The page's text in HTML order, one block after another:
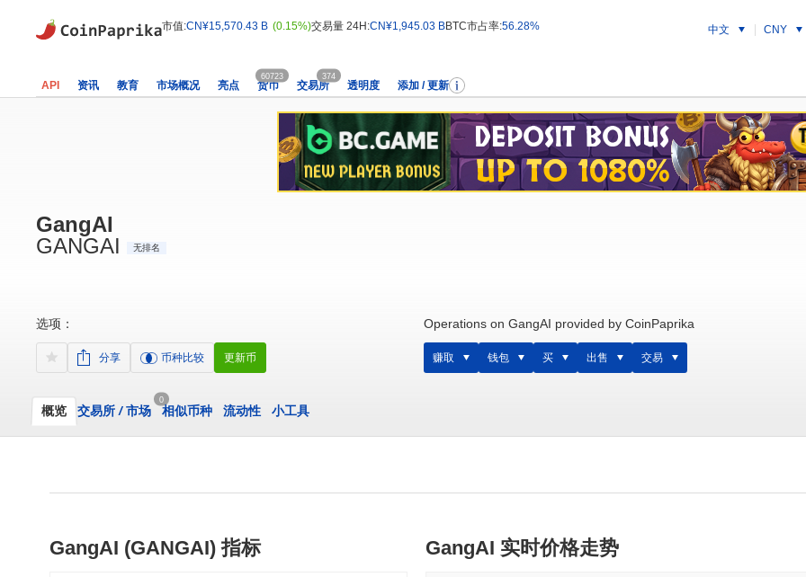
市值:CN¥15,570.43 B (0.15%)交易量 24H:CN¥1,945.03 BBTC市占率:56.28% 中文 CNY
API 资讯 教育 市场概况 亮点 货币
60723
交易所
374
透明度 添加 / 更新
GangAI
GANGAI
无排名
选项：
分享 币种比较 更新币
Operations on GangAI provided by CoinPaprika
赚取 钱包 买 出售 交易
概览 交易所 /市场
0
相似币种 流动性 小工具
GangAI (GANGAI) 指标 GangAI 实时价格走势